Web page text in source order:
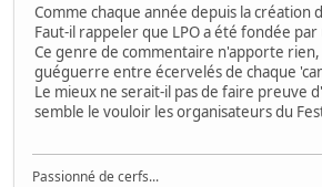
Comme chaque année depuis la création
Faut-il rappeler que LPO a été fondée par
Ce genre de commentaire n'apporte rien,
guéguerre entre écervelés de chaque
Le mieux ne serait-il pas de faire preuve
semble le vouloir les organisateurs du
Passionné de cerfs...